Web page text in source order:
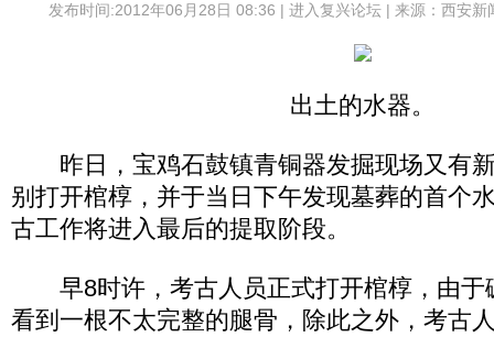
发布时间:2012年06月28日 08:36 | 进入复兴论坛 | 来源：西安
出土的水器。
昨日，宝鸡石鼓镇青铜器发掘现场又有
别打开棺椁，并于当日下午发现墓葬的首个
古工作将进入最后的提取阶段。
早8时许，考古人员正式打开棺椁，由于
看到一根不太完整的腿骨，除此之外，考古